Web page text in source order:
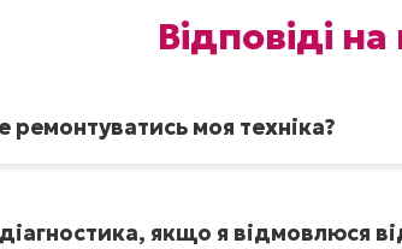
Відповіді
ремонтуватись моя техніка?
дати ремонту. якщо я відмовлюся